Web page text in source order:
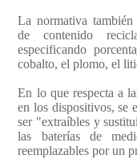
La normativa
de contenido
especificando
cobalto, el plomo, el
En lo que respecta a
en los dispositivos, se
ser "extraíbles y
las baterías de
reemplazables por un